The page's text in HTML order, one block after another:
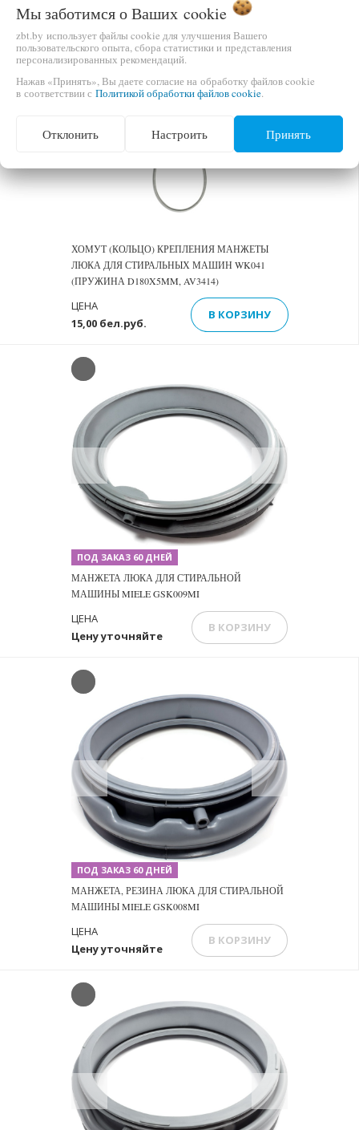
85,00 бел.руб.
ХОМУТ (КОЛЬЦО) КРЕПЛЕНИЯ МАНЖЕТЫ
ЛЮКА ДЛЯ СТИРАЛЬНЫХ МАШИН WK041
(ПРУЖИНА D180X5MM, AV3414)
15,00 бел.руб.
ЦЕНА
В КОРЗИНУ
Previous Next
ПОД ЗАКАЗ 60 ДНЕЙ
МАНЖЕТА ЛЮКА ДЛЯ СТИРАЛЬНОЙ
МАШИНЫ MIELE GSK009MI
Цену уточняйте
ЦЕНА
В КОРЗИНУ
Previous Next
ПОД ЗАКАЗ 60 ДНЕЙ
МАНЖЕТА, РЕЗИНА ЛЮКА ДЛЯ СТИРАЛЬНОЙ
МАШИНЫ MIELE GSK008MI
Цену уточняйте
ЦЕНА
В КОРЗИНУ
Previous Next
Мы заботимся о Ваших cookie
zbt.by использует файлы cookie для улучшения Вашего
пользовательского опыта, сбора статистики и представления
персонализированных рекомендаций.
Нажав «Принять», Вы даете согласие на обработку файлов cookie
в соответствии с Политикой обработки файлов cookie.
Отклонить Настроить Принять